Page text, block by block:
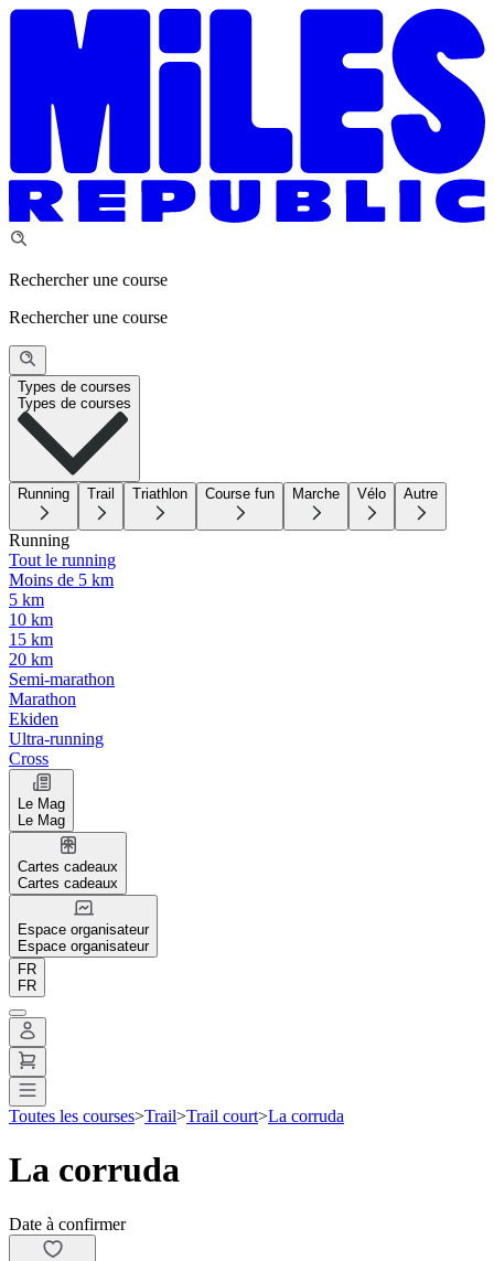
Rechercher une course
Rechercher une course
Types de courses
Types de courses
Running Trail Triathlon Course fun Marche Vélo Autre
Running
Tout le running
Moins de 5 km
5 km
10 km
15 km
20 km
Semi-marathon
Marathon
Ekiden
Ultra-running
Cross
Le Mag
Le Mag
Cartes cadeaux
Cartes cadeaux
Espace organisateur
Espace organisateur
FR
FR
Toutes les courses>Trail>Trail court>La corruda
La corruda
Date à confirmer